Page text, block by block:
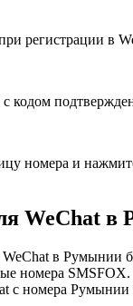
регистрации в
кодом
номера и
WeChat в
в Румынии
номера
с номера Румынии